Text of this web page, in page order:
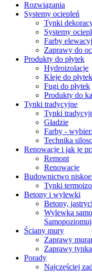
Rozwiązania
Systemy ociepleń
Tynki
Systemy
Farby
Zaprawy do
Produkty do płytek
Hydroizolacje
Kleje do płytek
Fugi do płytek
Produkty do
Tynki tradycyjne
Tynki
Gładzie
Farby -
Technika
Renowacje i jak je
Remont
Renowacje
Budownictwo
Tynki
Betony i wylewki
Betony,
Wylewka
Ściany mury
Zaprawy
Zaprawy
Porady
Najczęściej